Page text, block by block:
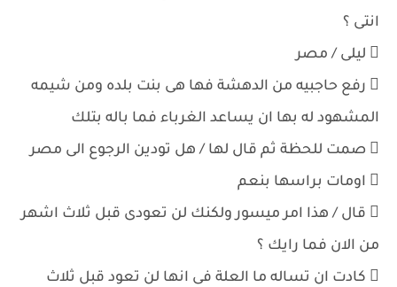
انتى ؟
 ليلى / مصر
 رفع حاجبيه من الدهشة فها هى بنت بلده ومن شيمه
المشهود له بها ان يساعد الغرباء فما باله بتلك
 صمت للحظة ثم قال لها / هل تودين الرجوع الى مصر
 اومات براسها بنعم
 قال / هذا امر ميسور ولكنك لن تعودى قبل ثلاث اشهر
من الان فما رايك ؟
 كادت ان تساله ما العلة فى انها لن تعود قبل ثلاث